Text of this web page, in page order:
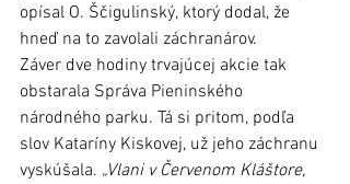
opísal O. Ščigulinský, ktorý dodal, že
hneď na to zavolali záchranárov.
Záver dve hodiny trvajúcej akcie tak
obstarala Správa Pieninského
národného parku. Tá si pritom, podľa
slov Kataríny Kiskovej, už jeho záchranu
vyskúšala. „Vlani v Červenom Kláštore,